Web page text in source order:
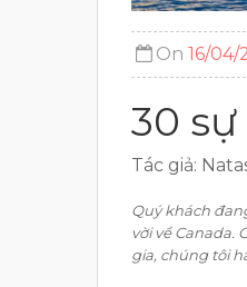
On16/04/
30
Tác giả:
Quý khách
vời về Canada.
gia, chúng tôi